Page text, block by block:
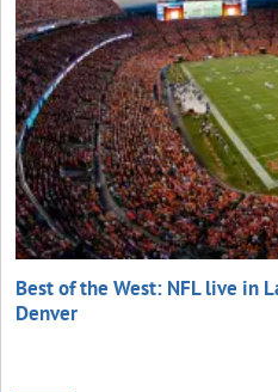
Best of the West: NFL live in
Denver